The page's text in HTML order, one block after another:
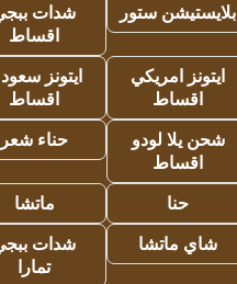
بلايستيشن ستور
شدات
اقساط
ايتونز امريكي
اقساط
ايتونز
اقساط
شحن يلا لودو
اقساط
حناء شعر
حنا
ماتشا
شاي ماتشا
شدات
تمارا